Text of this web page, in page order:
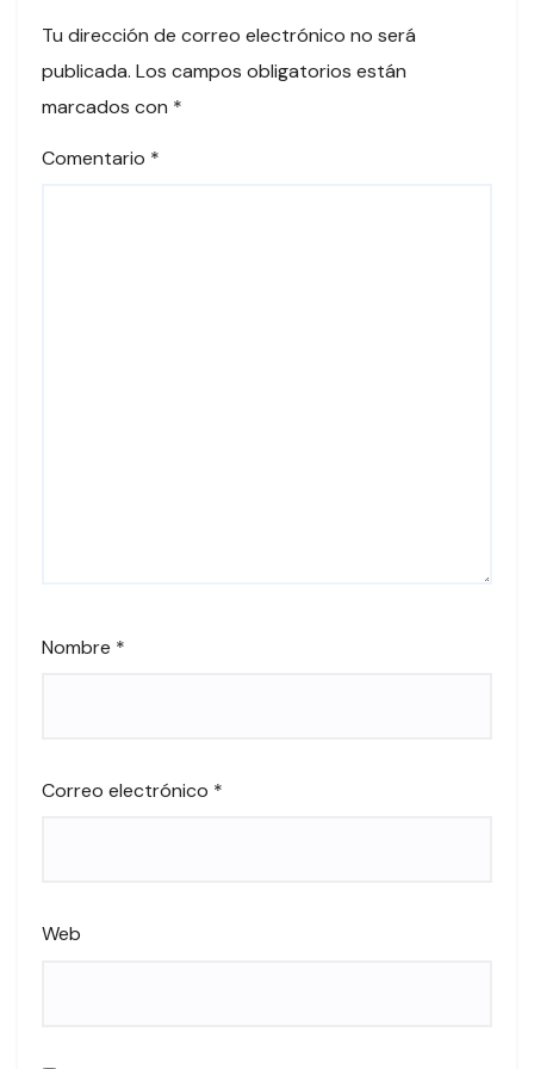
Tu dirección de correo electrónico no será
publicada. Los campos obligatorios están
marcados con *
Comentario *
Nombre *
Correo electrónico *
Web